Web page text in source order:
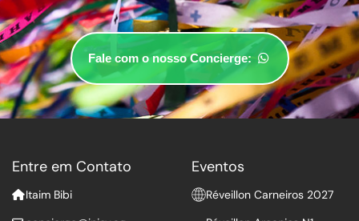
Fale com o nosso Concierge:
Entre em Contato
Itaim Bibi
Eventos
Réveillon Carneiros 2027